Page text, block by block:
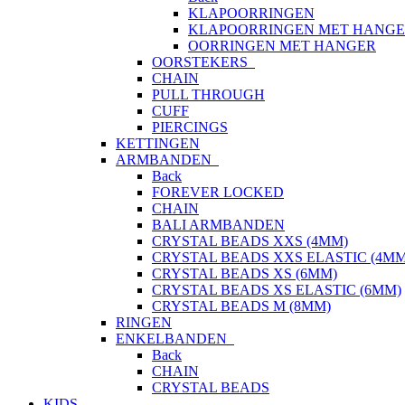
KLAPOORRINGEN
KLAPOORRINGEN MET
OORRINGEN MET HANGER
OORSTEKERS
CHAIN
PULL THROUGH
CUFF
PIERCINGS
KETTINGEN
ARMBANDEN
Back
FOREVER LOCKED
CHAIN
BALI ARMBANDEN
CRYSTAL BEADS XXS (4MM)
CRYSTAL BEADS XXS ELASTIC
CRYSTAL BEADS XS (6MM)
CRYSTAL BEADS XS ELASTIC (6MM)
CRYSTAL BEADS M (8MM)
RINGEN
ENKELBANDEN
Back
CHAIN
CRYSTAL BEADS